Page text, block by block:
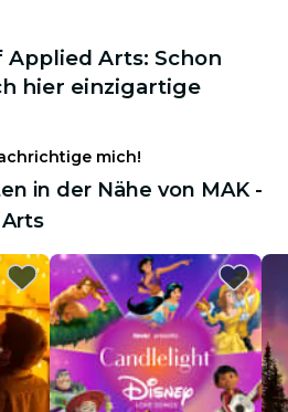
Applied Arts: Schon
hier einzigartige
mich!
in der Nähe von MAK -